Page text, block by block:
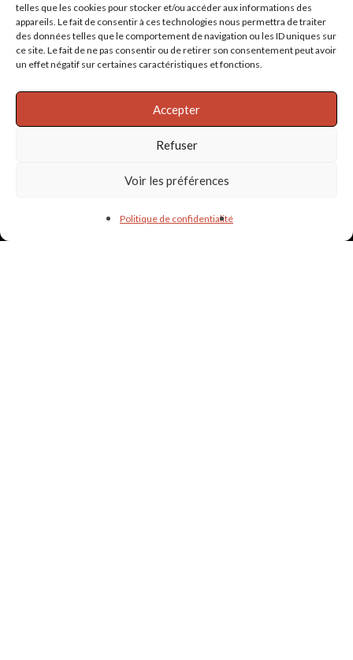
telles que les cookies pour stocker et/ou accéder aux informations des
appareils. Le fait de consentir à ces technologies nous permettra de traiter
des données telles que le comportement de navigation ou les ID uniques sur
ce site. Le fait de ne pas consentir ou de retirer son consentement peut avoir
un effet négatif sur certaines caractéristiques et fonctions.
Accepter
Refuser
Voir les préférences
Politique de confidentialité